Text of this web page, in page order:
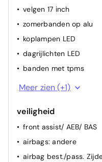
velgen 17 inch
zomerbanden op alu
koplampen LED
dagrijlichten LED
banden met tpms
dakrails
Meer zien (+1)
veiligheid
front assist/ AEB/ BAS
airbags: andere
airbag best./pass.